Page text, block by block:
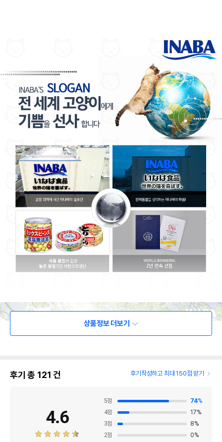
상품정보 더보기
후기 총 121 건 후기작성하고 최대 150점 받기
4.6
5점 74%
4점 17%
3점 8%
2점 0%